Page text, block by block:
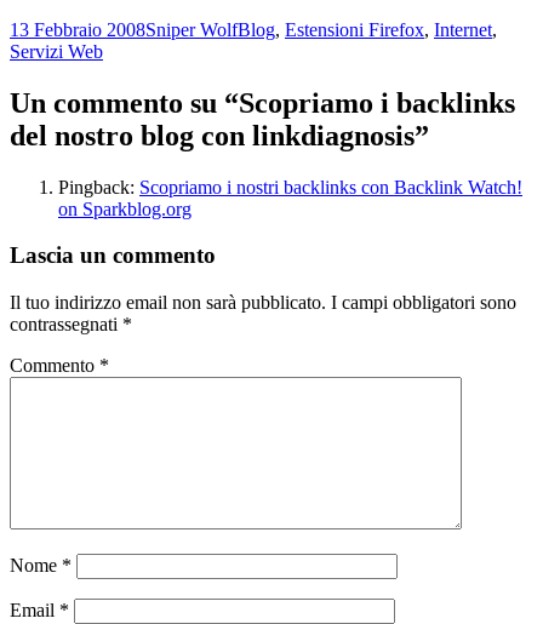
Scritto
il
13 Febbraio 2008Autore
Sniper WolfCategorie
Blog, Estensioni Firefox, Internet,
Servizi Web
Un commento su “Scopriamo i backlinks
del nostro blog con linkdiagnosis”
Pingback: Scopriamo i nostri backlinks con Backlink Watch!
on Sparkblog.org
Lascia un commento
Il tuo indirizzo email non sarà pubblicato. I campi obbligatori sono
contrassegnati *
Commento *
Nome *
Email *